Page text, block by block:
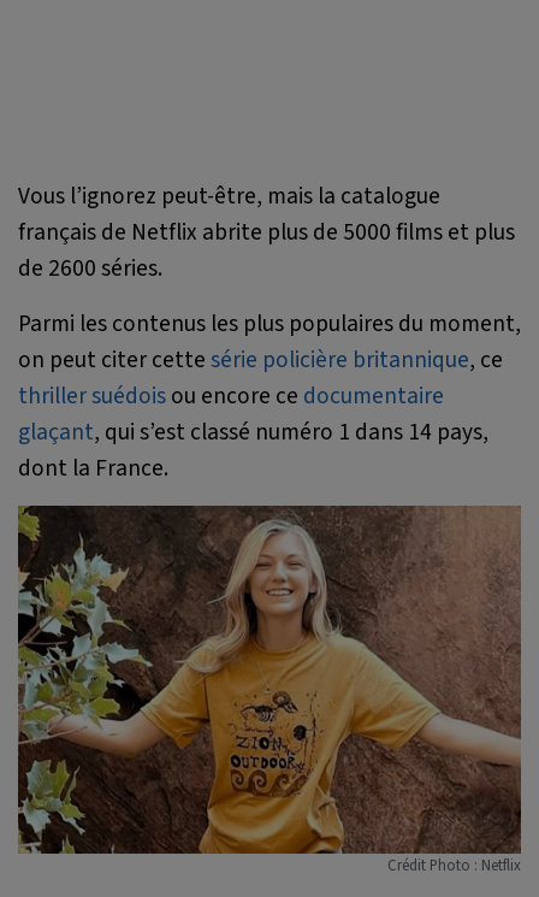
Vous l’ignorez peut-être, mais la catalogue
français de Netflix abrite plus de 5000 films et plus
de 2600 séries.
Parmi les contenus les plus populaires du moment,
on peut citer cettesérie policière britannique, ce
thriller suédoisou encore ce documentaire
glaçant, qui s’est classé numéro 1 dans 14 pays,
dont la France.
Crédit Photo : Netflix